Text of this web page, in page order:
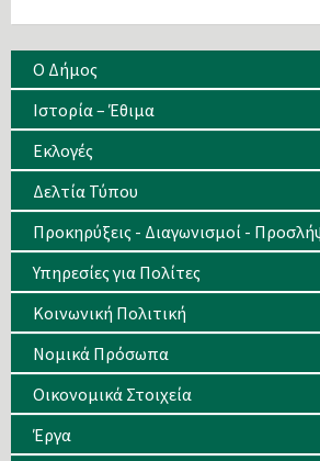
Ο Δήμος
Ιστορία – Έθιμα
Eκλογές
Δελτία Τύπου
Προκηρύξεις - Διαγωνισμοί -
Υπηρεσίες για Πολίτες
Κοινωνική Πολιτική
Νομικά Πρόσωπα
Οικονομικά Στοιχεία
Έργα